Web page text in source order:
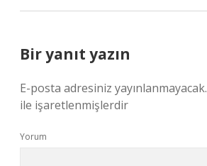
Bir yanıt yazın
E-posta adresiniz yayınlanmayacak.
ile işaretlenmişlerdir
Yorum